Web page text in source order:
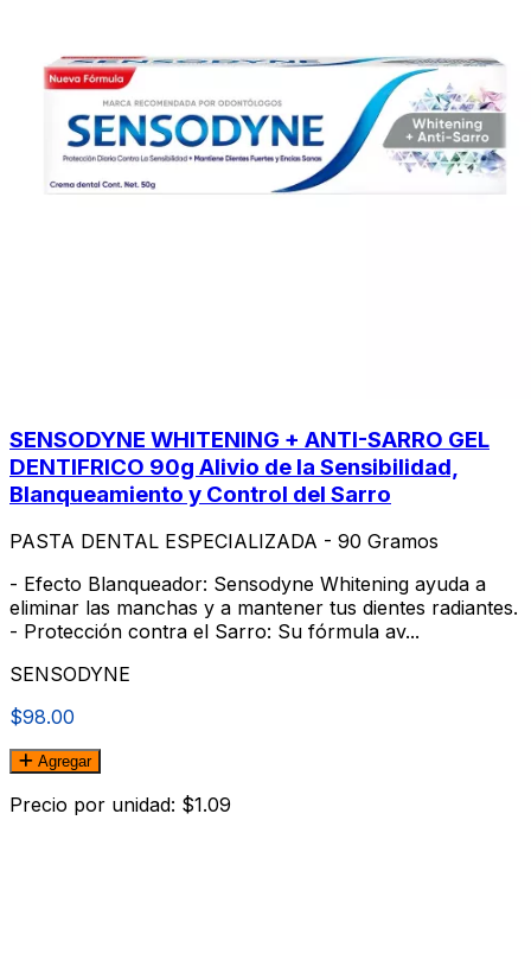
SENSODYNE WHITENING + ANTI-SARRO GEL
DENTIFRICO 90g Alivio de la Sensibilidad,
Blanqueamiento y Control del Sarro
PASTA DENTAL ESPECIALIZADA - 90 Gramos
- Efecto Blanqueador: Sensodyne Whitening ayuda a
eliminar las manchas y a mantener tus dientes radiantes.
- Protección contra el Sarro: Su fórmula av...
SENSODYNE
$98.00
Agregar
Precio por unidad: $1.09